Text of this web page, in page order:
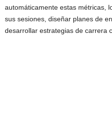
automáticamente estas métricas,
sus sesiones, diseñar planes de
desarrollar estrategias de carrera